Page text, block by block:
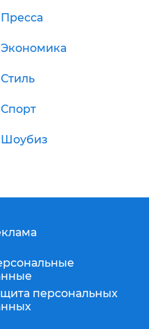
Пресса
Экономика
Стиль
Спорт
Шоубиз
персональных